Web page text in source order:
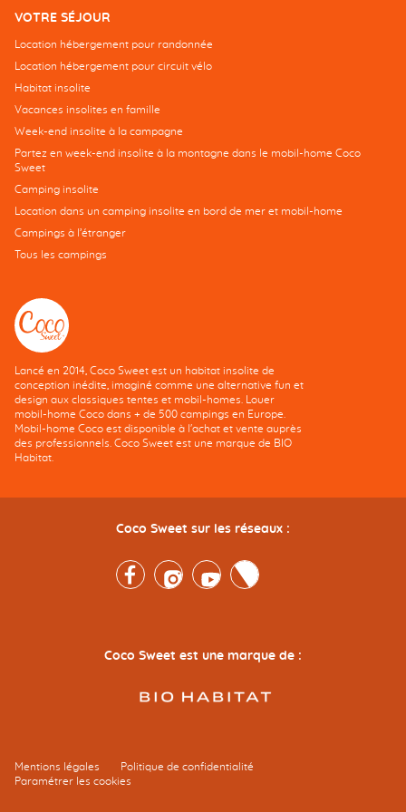
VOTRE SÉJOUR
Location hébergement pour randonnée
Location hébergement pour circuit vélo
Habitat insolite
Vacances insolites en famille
Week-end insolite à la campagne
Partez en week-end insolite à la montagne dans le mobil-home Coco
Sweet
Camping insolite
Location dans un camping insolite en bord de mer et mobil-home
Campings à l’étranger
Tous les campings
Lancé en 2014, Coco Sweet est un habitat insolite de
conception inédite, imaginé comme une alternative fun et
design aux classiques tentes et mobil-homes. Louer
mobil-home Coco dans + de 500 campings en Europe.
Mobil-home Coco est disponible à l'achat et vente auprès
des professionnels. Coco Sweet est une marque de BIO
Habitat.
Coco Sweet sur les réseaux :
FacebookInstagramYoutubeTwitter
Coco Sweet est une marque de :
Mentions légales
Politique de confidentialité
Paramétrer les cookies